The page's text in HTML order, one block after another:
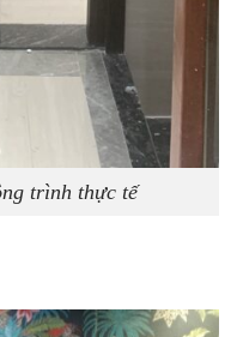
trình thực tế